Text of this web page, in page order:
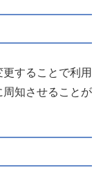
することで利用
知させることが